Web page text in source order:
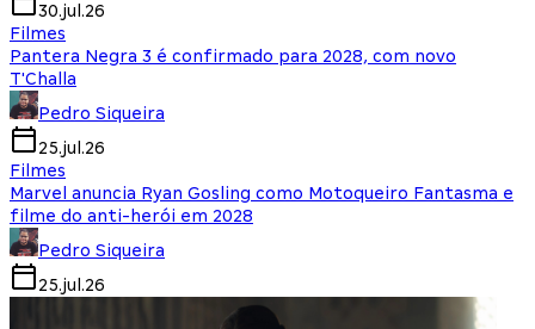
30.jul.26
Filmes
Pantera Negra 3 é confirmado para 2028, com novo
T'Challa
Pedro Siqueira
25.jul.26
Filmes
Marvel anuncia Ryan Gosling como Motoqueiro Fantasma e
filme do anti-herói em 2028
Pedro Siqueira
25.jul.26